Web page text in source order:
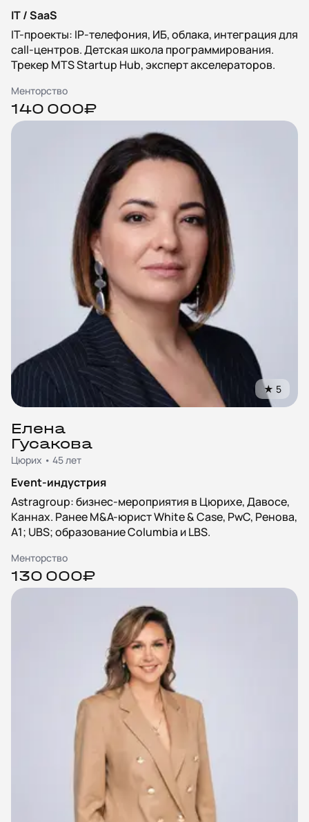
IT / SaaS
IT-проекты: IP-телефония, ИБ, облака, интеграция для
call-центров. Детская школа программирования.
Трекер MTS Startup Hub, эксперт акселераторов.
Менторство
140 000₽
★ 5
Елена
Гусакова
Цюрих • 45 лет
Event-индустрия
Astragroup: бизнес-мероприятия в Цюрихе, Давосе,
Каннах. Ранее M&A-юрист White & Case, PwC, Ренова,
А1; UBS; образование Columbia и LBS.
Менторство
130 000₽